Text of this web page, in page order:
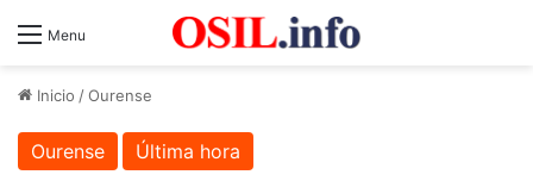
Menu
Inicio /Ourense
Ourense Última hora